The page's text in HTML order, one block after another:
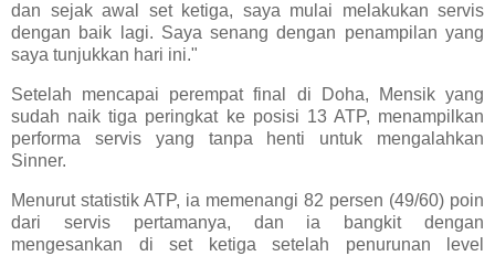
dan sejak awal set ketiga, saya mulai melakukan servis
dengan baik lagi. Saya senang dengan penampilan yang
saya tunjukkan hari ini."
Setelah mencapai perempat final di Doha, Mensik yang
sudah naik tiga peringkat ke posisi 13 ATP, menampilkan
performa servis yang tanpa henti untuk mengalahkan
Sinner.
Menurut statistik ATP, ia memenangi 82 persen (49/60) poin
dari servis pertamanya, dan ia bangkit dengan
mengesankan di set ketiga setelah penurunan level